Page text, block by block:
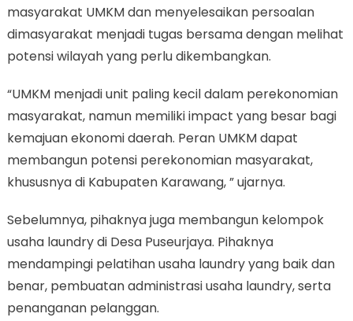
masyarakat UMKM dan menyelesaikan persoalan
dimasyarakat menjadi tugas bersama dengan melihat
potensi wilayah yang perlu dikembangkan.
“UMKM menjadi unit paling kecil dalam perekonomian
masyarakat, namun memiliki impact yang besar bagi
kemajuan ekonomi daerah. Peran UMKM dapat
membangun potensi perekonomian masyarakat,
khususnya di Kabupaten Karawang, ” ujarnya.
Sebelumnya, pihaknya juga membangun kelompok
usaha laundry di Desa Puseurjaya. Pihaknya
mendampingi pelatihan usaha laundry yang baik dan
benar, pembuatan administrasi usaha laundry, serta
penanganan pelanggan.